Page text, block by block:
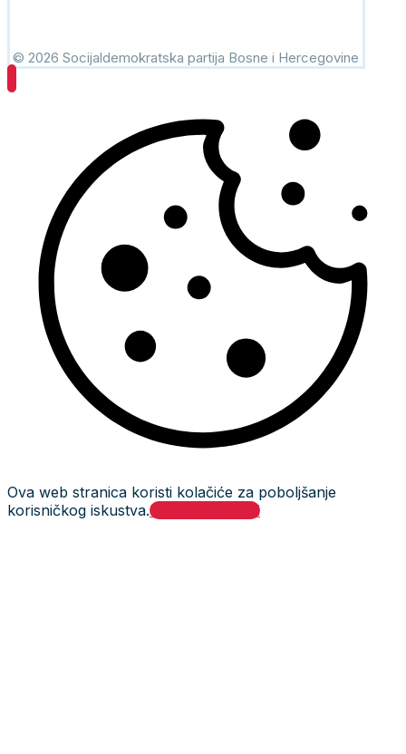
© 2026 Socijaldemokratska partija Bosne i Hercegovine
Ova web stranica koristi kolačiće za poboljšanje
korisničkog iskustva.Prihvati i zatvori